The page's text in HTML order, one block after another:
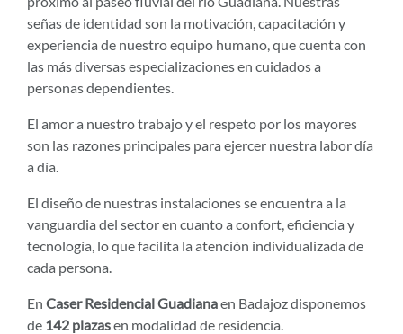
señas de identidad son la motivación, capacitación y
experiencia de nuestro equipo humano, que cuenta con
las más diversas especializaciones en cuidados a
personas dependientes.
El amor a nuestro trabajo y el respeto por los mayores
son las razones principales para ejercer nuestra labor día
a día.
El diseño de nuestras instalaciones se encuentra a la
vanguardia del sector en cuanto a confort, eficiencia y
tecnología, lo que facilita la atención individualizada de
cada persona.
En Caser Residencial Guadianaen Badajoz disponemos
de 142 plazasen modalidad de residencia.